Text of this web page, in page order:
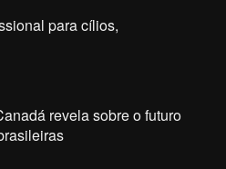
para cílios,
revela sobre o futuro